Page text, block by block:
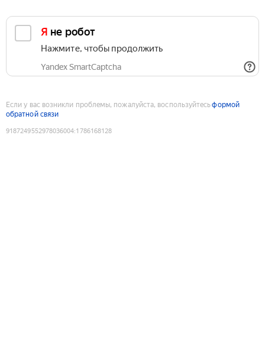
Я не робот
Нажмите, чтобы продолжить
Yandex SmartCaptcha
Если у вас возникли проблемы, пожалуйста, воспользуйтесьформой
обратной связи
9187249552978036004:1786168128